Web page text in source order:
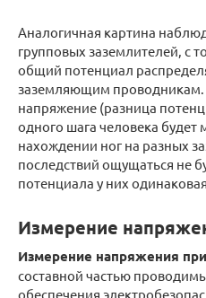
Аналогичная картина
групповых заземлителей, с
общий потенциал
заземляющим проводникам.
напряжение (разница
одного шага человека
нахождении ног на разных
последствий ощущаться не
потенциала у них одинаковая.
Измерение
Измерение напряжения
составной частью
обеспечения